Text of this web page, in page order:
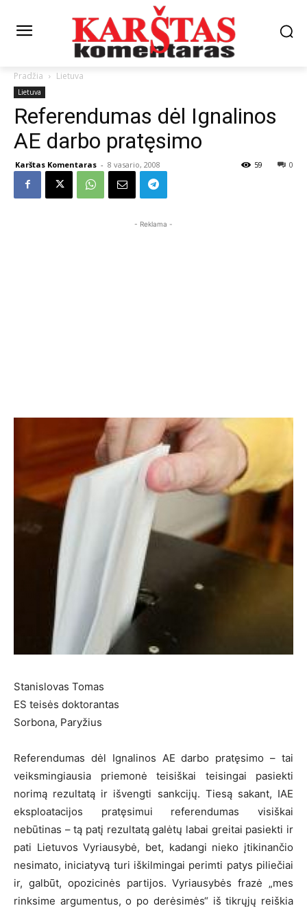
Pradžia Lietuva
Lietuva
Referendumas dėl Ignalinos
AE darbo pratęsimo
Karštas Komentaras - 8 vasario, 2008 0
59
- Reklama -
Stanislovas Tomas
ES teisės doktorantas
Sorbona, Paryžius
Referendumas dėl Ignalinos AE darbo pratęsimo – tai
veiksmingiausia priemonė teisiškai teisingai pasiekti
norimą rezultatą ir išvengti sankcijų. Tiesą sakant, IAE
eksploatacijos pratęsimui referendumas visiškai
nebūtinas – tą patį rezultatą galėtų labai greitai pasiekti ir
pati Lietuvos Vyriausybė, bet, kadangi nieko įtikinančio
nesimato, iniciatyvą turi iškilmingai perimti patys piliečiai
ir, galbūt, opozicinės partijos. Vyriausybės frazė „mes
rinksime argumentus, o po derėsimės“ iš tikrųjų reiškia